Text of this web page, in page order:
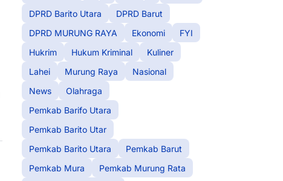
DPRD Barito Utara
DPRD Barut
DPRD MURUNG RAYA
Ekonomi
FYI
Hukrim
Hukum Kriminal
Kuliner
Lahei
Murung Raya
Nasional
News
Olahraga
Pemkab Barifo Utara
Pemkab Barito Utar
Pemkab Barito Utara
Pemkab Barut
Pemkab Mura
Pemkab Murung Rata